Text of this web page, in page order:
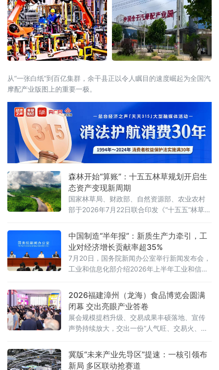
从“一张白纸”到百亿集群，余干县正以令人瞩目的速度崛起为全国汽
摩配产业版图上的重要一极。
森林开始“算账”：十五五林草规划开启生
态资产变现新周期
国家林草局、财政部、自然资源部、农业农村
部于2026年7月22日联合印发《“十五五”林草保
领性文件首次将“林草碳汇交易量”和“生态产品
溢价率”列为省级年度考核硬指标，并明确到
2030年全国森林覆盖率达到25.5%、森林蓄积
量增至224亿立方米、草原综合植被盖度稳定在
58%以上。规划期内的林草碳汇累计交易目标
中国制造“半年报”：新质生产力牵引，工
业对经济增长贡献率超35%
7月20日，国务院新闻办公室举行新闻发布会，
工业和信息化部介绍2026年上半年工业和信息
表示，上半年工业和信息化持续向新向优发
展。工业“半年报”数据亮眼，规模以上工业增加
值同比增长5.4%，工业对经济增长贡献率超
35%。从新技术突破到新赛道火热，中国制造
正加速涌现“新”力量。经济运行总体平稳 工
2026福建漳州（龙海）食品博览会圆满
闭幕 交出亮眼产业答卷
展会规模提档升级、交易成果丰硕落地、宣传
声势持续放大，交出一份“人气旺、交易火、渠
亮“中国休闲食品名城”金字招牌。人流资金双向
汇聚 交易热度“节节高”展会人气爆棚、交易
冀版“未来产业先导区”提速：一核引领布
新局 多区联动抢赛道